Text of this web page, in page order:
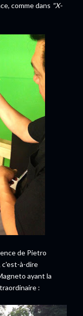
comme dans "X-
de Pietro
c'est-à-dire
ayant la
: